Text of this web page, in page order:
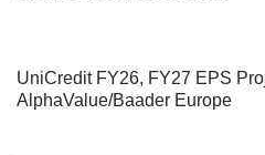
UniCredit FY26, FY27 EPS
AlphaValue/Baader Europe